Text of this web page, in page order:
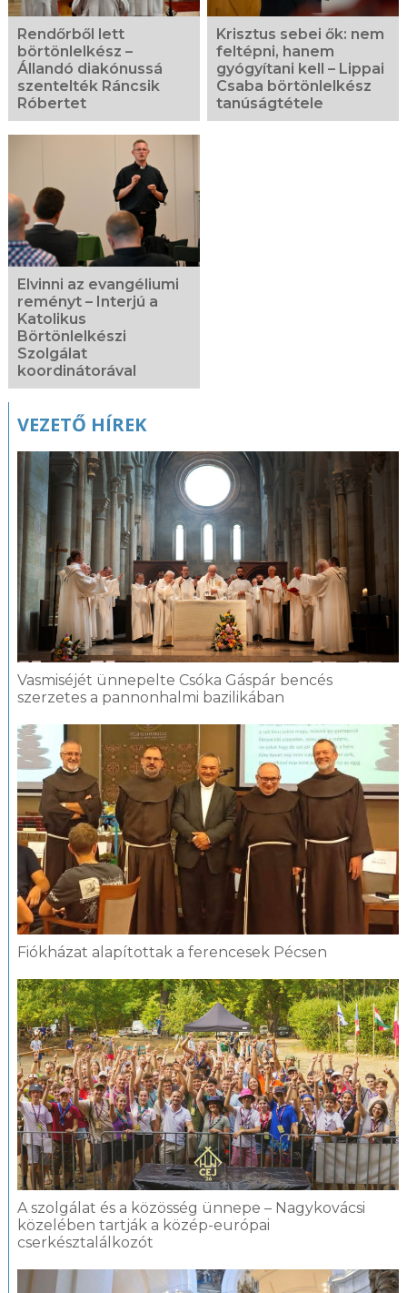
Rendőrből lett
börtönlelkész –
Állandó diakónussá
szentelték Ráncsik
Róbertet
Krisztus sebei ők: nem
feltépni, hanem
gyógyítani kell – Lippai
Csaba börtönlelkész
tanúságtétele
Elvinni az evangéliumi
reményt – Interjú a
Katolikus
Börtönlelkészi
Szolgálat
koordinátorával
VEZETŐ HÍREK
Vasmiséjét ünnepelte Csóka Gáspár bencés
szerzetes a pannonhalmi bazilikában
Fiókházat alapítottak a ferencesek Pécsen
A szolgálat és a közösség ünnepe – Nagykovácsi
közelében tartják a közép-európai
cserkésztalálkozót